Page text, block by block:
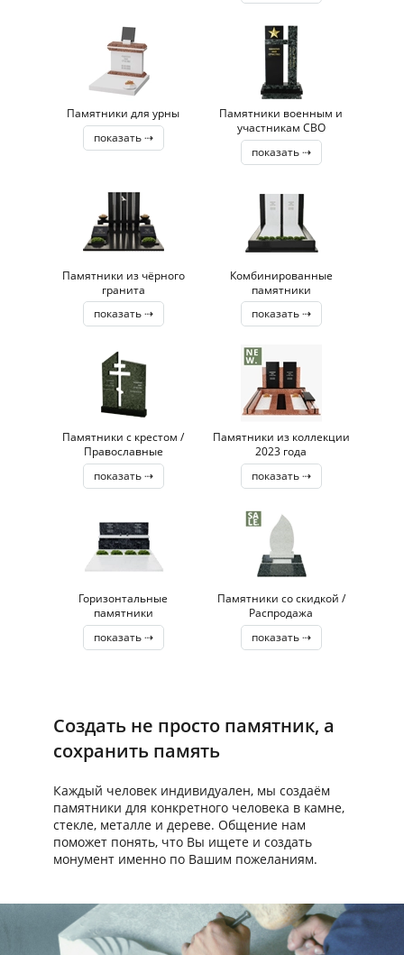
Памятники для урны
показать ⇢
Памятники военным и
участникам СВО
показать ⇢
Памятники из чёрного
гранита
показать ⇢
Комбинированные
памятники
показать ⇢
Памятники с крестом /
Православные
показать ⇢
Памятники из коллекции
2023 года
показать ⇢
Горизонтальные
памятники
показать ⇢
Памятники со скидкой /
Распродажа
показать ⇢
Создать не просто памятник, а
сохранить память
Каждый человек индивидуален, мы создаём
памятники для конкретного человека в камне,
стекле, металле и дереве. Общение нам
поможет понять, что Вы ищете и создать
монумент именно по Вашим пожеланиям.